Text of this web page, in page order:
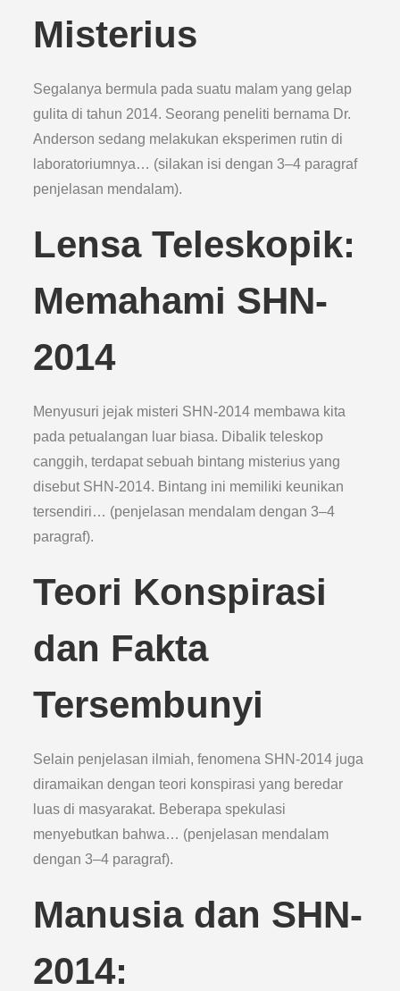
Misterius
Segalanya bermula pada suatu malam yang gelap
gulita di tahun 2014. Seorang peneliti bernama Dr.
Anderson sedang melakukan eksperimen rutin di
laboratoriumnya… (silakan isi dengan 3–4 paragraf
penjelasan mendalam).
Lensa Teleskopik:
Memahami SHN-
2014
Menyusuri jejak misteri SHN-2014 membawa kita
pada petualangan luar biasa. Dibalik teleskop
canggih, terdapat sebuah bintang misterius yang
disebut SHN-2014. Bintang ini memiliki keunikan
tersendiri… (penjelasan mendalam dengan 3–4
paragraf).
Teori Konspirasi
dan Fakta
Tersembunyi
Selain penjelasan ilmiah, fenomena SHN-2014 juga
diramaikan dengan teori konspirasi yang beredar
luas di masyarakat. Beberapa spekulasi
menyebutkan bahwa… (penjelasan mendalam
dengan 3–4 paragraf).
Manusia dan SHN-
2014: